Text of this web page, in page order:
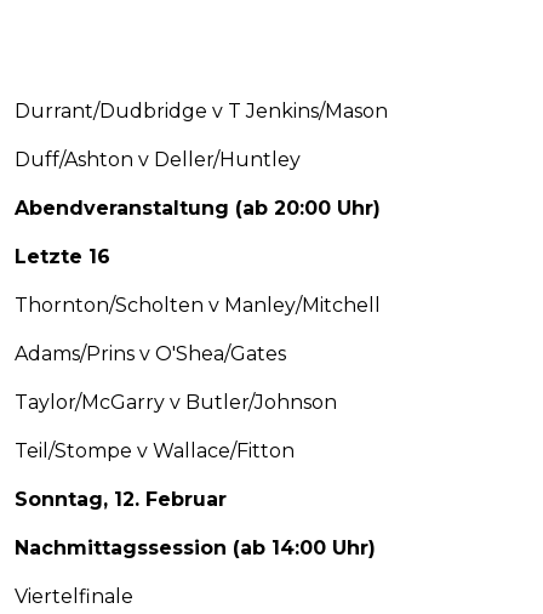
Durrant/Dudbridge v T Jenkins/Mason
Duff/Ashton v Deller/Huntley
Abendveranstaltung (ab 20:00 Uhr)
Letzte 16
Thornton/Scholten v Manley/Mitchell
Adams/Prins v O'Shea/Gates
Taylor/McGarry v Butler/Johnson
Teil/Stompe v Wallace/Fitton
Sonntag, 12. Februar
Nachmittagssession (ab 14:00 Uhr)
Viertelfinale